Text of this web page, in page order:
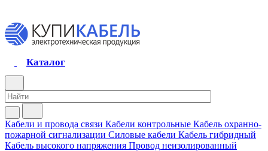
Каталог
Кабели и провода связи Кабели контрольные Кабель охранно-
пожарной сигнализации Силовые кабели Кабель гибридный
Кабель высокого напряжения Провод неизолированный